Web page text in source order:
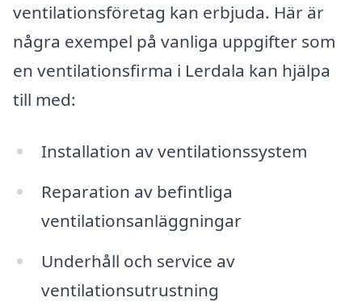
ventilationsföretag kan erbjuda. Här är
några exempel på vanliga uppgifter som
en ventilationsfirma i Lerdala kan hjälpa
till med:
Installation av ventilationssystem
Reparation av befintliga
ventilationsanläggningar
Underhåll och service av
ventilationsutrustning